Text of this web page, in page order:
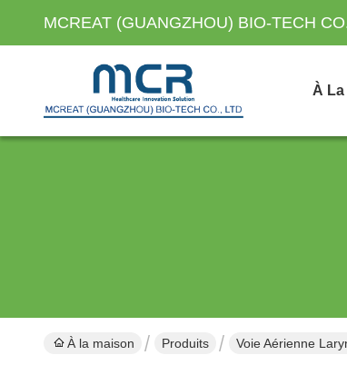
MCREAT (GUANGZHOU) BIO-TECH
À
À la maison Produits Voie Aérienne